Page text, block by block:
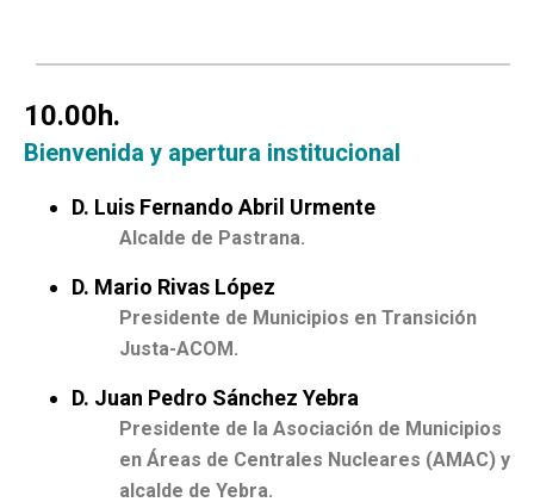
10.00h.
Bienvenida y apertura institucional
D. Luis Fernando Abril Urmente
Alcalde de Pastrana.
D. Mario Rivas López
Presidente de Municipios en Transición
Justa-ACOM.
D. Juan Pedro Sánchez Yebra
Presidente de la Asociación de Municipios
en Áreas de Centrales Nucleares (AMAC) y
alcalde de Yebra.